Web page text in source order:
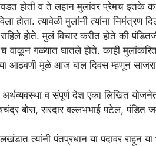
होती व ते लहान मुलांवर प्रेमच इतके
होता. त्यावेळी मुलांनी त्यांना
होते. मुलं विचार करीत होते की
वाकून गळ्यात घातले होते. काही
आठवणी मूळे आज बाल दिवस म्हणून
अर्थव्यवस्था व संपूर्ण देश एका लिखित
बोस, सरदार वल्लभभाई पटेल, पंडित
त्यांनी पंतप्रधान या पदावर राहून